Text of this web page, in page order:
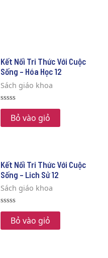
Kết Nối Tri Thức Với Cuộc
Sống – Hóa Học 12
Sách giáo khoa
Rated
of
Bỏ vào giỏ
Kết Nối Tri Thức Với Cuộc
Sống – Lich Sử 12
Sách giáo khoa
Rated
of
Bỏ vào giỏ